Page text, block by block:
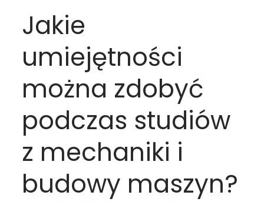
Jakie
umiejętności
można zdobyć
podczas studiów
z mechaniki i
budowy maszyn?